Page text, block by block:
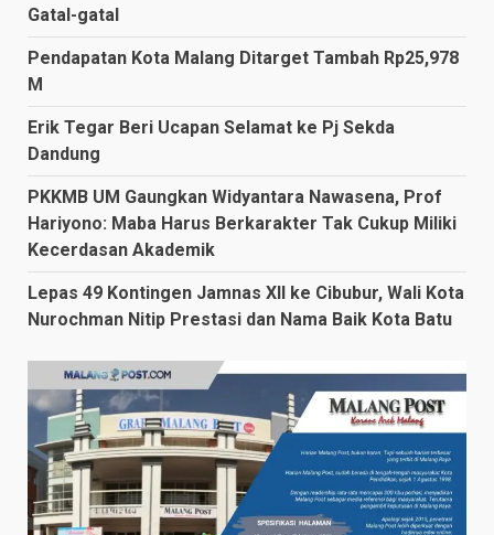
Gatal-gatal
Pendapatan Kota Malang Ditarget Tambah Rp25,978
M
Erik Tegar Beri Ucapan Selamat ke Pj Sekda
Dandung
PKKMB UM Gaungkan Widyantara Nawasena, Prof
Hariyono: Maba Harus Berkarakter Tak Cukup Miliki
Kecerdasan Akademik
Lepas 49 Kontingen Jamnas XII ke Cibubur, Wali Kota
Nurochman Nitip Prestasi dan Nama Baik Kota Batu